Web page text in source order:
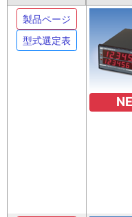
製品ページ
型式選定表